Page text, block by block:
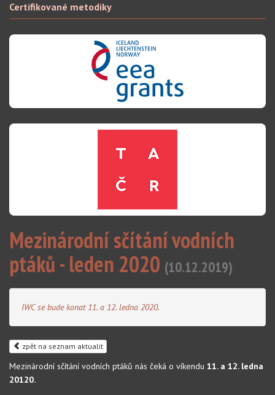
Certifikované metodiky
Mezinárodní sčítání vodních
ptáků - leden 2020 (10.12.2019)
IWC se bude konat 11. a 12. ledna 2020.
zpět na seznam aktualit
Mezinárodní sčítání vodních ptáků nás čeká o víkendu 11. a 12. ledna
20120.